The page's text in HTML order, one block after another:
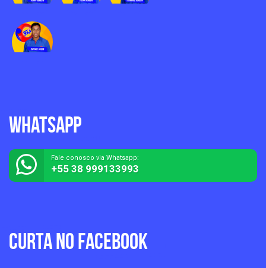
Whatsapp
Fale conosco via Whatsapp:
+55 38 999133993
Curta no Facebook